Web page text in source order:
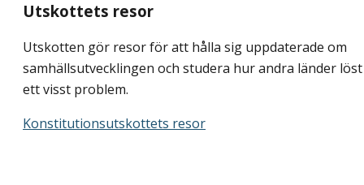
Utskottets resor
Utskotten gör resor för att hålla sig uppdaterade om
samhällsutvecklingen och studera hur andra länder löst
ett visst problem.
Konstitutionsutskottets resor